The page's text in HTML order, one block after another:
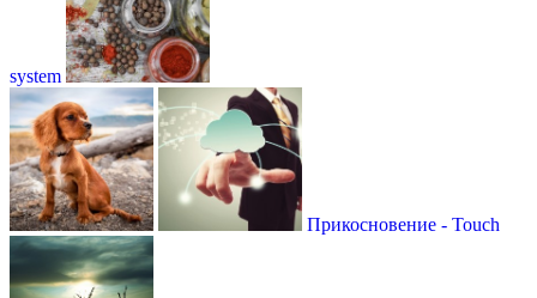
system
Прикосновение - Touch